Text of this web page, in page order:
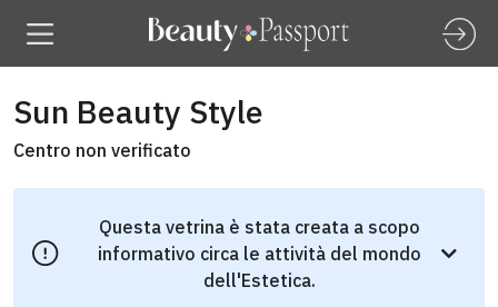
Sun Beauty Style
Centro non verificato
Questa vetrina è stata creata a scopo
informativo circa le attività del mondo
dell'Estetica.